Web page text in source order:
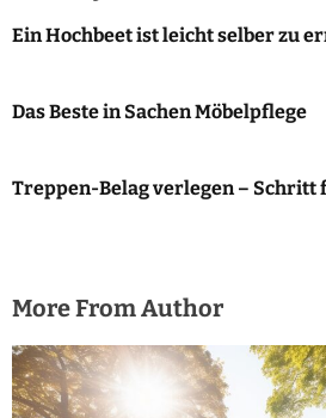
Ein Hochbeet ist leicht selber zu
Das Beste in Sachen Möbelpflege
Treppen-Belag verlegen –
More From Author